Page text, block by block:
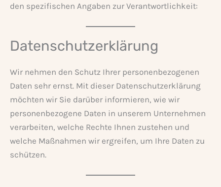
den spezifischen Angaben zur Verantwortlichkeit:
Datenschutzerklärung
Wir nehmen den Schutz Ihrer personenbezogenen
Daten sehr ernst. Mit dieser Datenschutzerklärung
möchten wir Sie darüber informieren, wie wir
personenbezogene Daten in unserem Unternehmen
verarbeiten, welche Rechte Ihnen zustehen und
welche Maßnahmen wir ergreifen, um Ihre Daten zu
schützen.